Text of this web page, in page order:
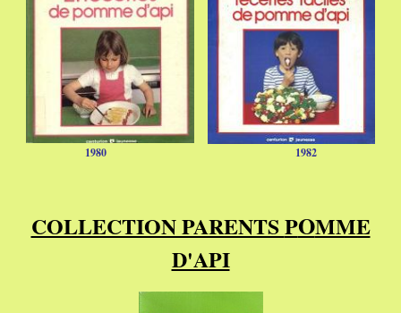
1980 1982
COLLECTION PARENTSPOMME
D'API